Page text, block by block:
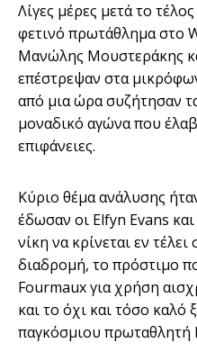
Λίγες μέρες μετά το
φετινό πρωτάθλημα στο
Μανώλης Μουστεράκης
επέστρεψαν στα
από μια ώρα συζήτησαν
μοναδικό αγώνα που
επιφάνειες.
Κύριο θέμα ανάλυσης
έδωσαν οι Elfyn Evans
νίκη να κρίνεται εν τέλει
διαδρομή, το πρόστιμο
Fourmaux για χρήση
και το όχι και τόσο καλό
παγκόσμιου πρωταθλητή